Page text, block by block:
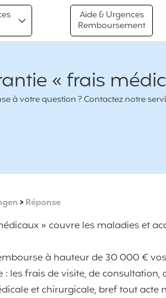
Aide & Urgences
Remboursement
« frais
à votre question ? Contactez notre
> Réponse
» couvre les maladies et
à hauteur de 30 000 €
: les frais de visite, de
et chirurgicale, bref tout